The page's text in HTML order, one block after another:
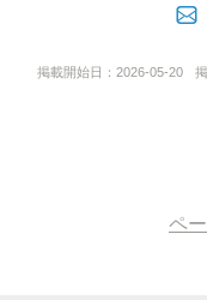
※面接は基本1回のみ実
子育て支援事業・高齢
掲載開始日： 2026-05-20
ペ